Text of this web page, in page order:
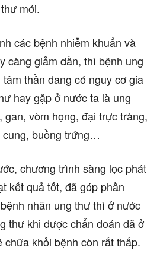
mới.
các bệnh nhiễm khuẩn và
càng giảm dần, thì bệnh ung
thần đang có nguy cơ gia
hay gặp ở nước ta là ung
gan, vòm họng, đại trực tràng,
cung, buồng trứng…
chương trình sàng lọc phát
kết quả tốt, đã góp phần
nhân ung thư thì ở nước
thư khi được chẩn đoán đã ở
chữa khỏi bệnh còn rất thấp.